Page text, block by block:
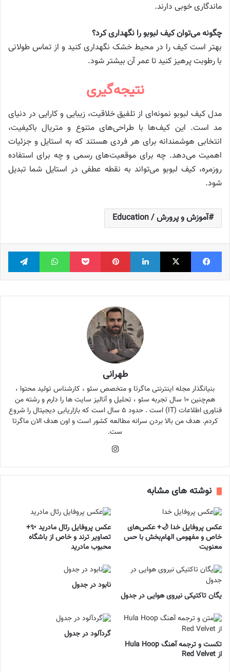
ماندگاری خوبی دارند.
چگونه می‌توان کیف لبوبو را نگهداری کرد؟
بهتر است کیف را در محیط خشک نگهداری کنید و از تماس طولانی
با رطوبت پرهیز کنید تا عمر آن بیشتر شود.
نتیجه‌گیری
مدل کیف لبوبو نمونه‌ای از تلفیق خلاقیت، زیبایی و کارایی در دنیای
مد است. این کیف‌ها با طراحی‌های متنوع و متریال باکیفیت،
انتخابی هوشمندانه برای هر فردی هستند که به استایل و جزئیات
اهمیت می‌دهد. چه برای موقعیت‌های رسمی و چه برای استفاده
روزمره، کیف لبوبو می‌تواند به نقطه عطفی در استایل شما تبدیل
شود.
آموزش و پرورش / Education
فیس بوک X لینکدین ‫پین‌ترست پاکت واتس آپ
طهرانی
بنیانگذار مجله اینترنتی ماگرتا و متخصص سئو ، کارشناس تولید محتوا ،
هم‌چنین ۱۰ سال تجربه سئو ، تحلیل و آنالیز سایت ها را دارم و رشته من
فناوری اطلاعات (IT) است . حدود ۵ سال است که بازاریابی دیجیتال را شروع
کردم. هدف من بالا بردن سرانه مطالعه کشور است و اون هدف الان ماگرتا
ست.
نوشته های مشابه
عکس پروفایل خدا 🌙+ عکس‌های
خاص و مفهومی الهام‌بخش با حس
معنویت
عکس پروفایل رئال مادرید ✨+
تصاویر ترند و خاص از باشگاه
محبوب مادرید
یگان تاکتیکی نیروی هوایی در جدول
نابود در جدول
تکست و ترجمه آهنگ Hula Hoop
از Red Velvet
گردآلود در جدول